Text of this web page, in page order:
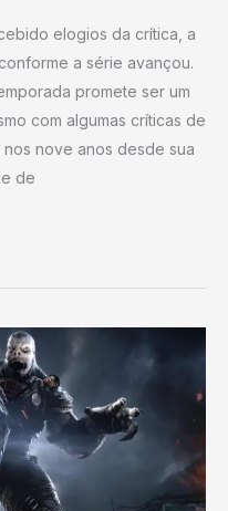
elogios da crítica, a
a série avançou.
promete ser um
com algumas críticas de
nove anos desde sua
de